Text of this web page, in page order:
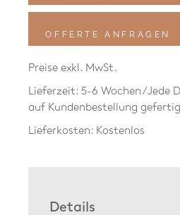
Menge
OFFERTE ANFRAGEN
Preise exkl. MwSt.
Lieferzeit: 5-6 Wochen / Jede
auf Kundenbestellung
Lieferkosten: Kostenlos
Details